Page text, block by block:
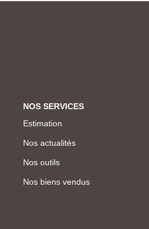
NOS SERVICES
Estimation
Nos actualités
Nos outils
Nos biens vendus